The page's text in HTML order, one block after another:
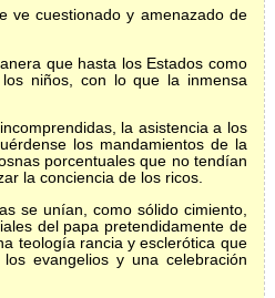
cuestionado y amenazado de
que hasta los Estados como
niños, con lo que la inmensa
la asistencia a los
los mandamientos de la
porcentuales que no tendían
la conciencia de los ricos.
se unían, como sólido cimiento,
del papa pretendidamente de
teología rancia y esclerótica que
evangelios y una celebración